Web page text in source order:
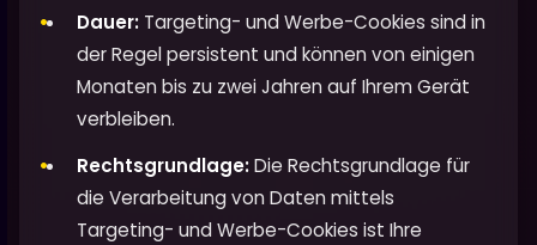
Dauer: Targeting- und Werbe-Cookies sind in
der Regel persistent und können von einigen
Monaten bis zu zwei Jahren auf Ihrem Gerät
verbleiben.
Rechtsgrundlage:Die Rechtsgrundlage für
die Verarbeitung von Daten mittels
Targeting- und Werbe-Cookies ist Ihre